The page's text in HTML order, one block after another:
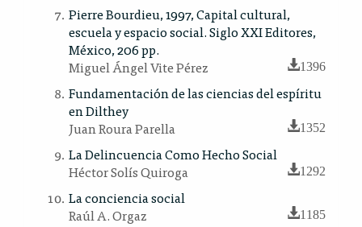
Pierre Bourdieu, 1997, Capital cultural,
escuela y espacio social. Siglo XXI Editores,
México, 206 pp.
Miguel Ángel Vite Pérez
1396
Fundamentación de las ciencias del espíritu
en Dilthey
Juan Roura Parella
1352
La Delincuencia Como Hecho Social
Héctor Solís Quiroga
1292
La conciencia social
Raúl A. Orgaz
1185